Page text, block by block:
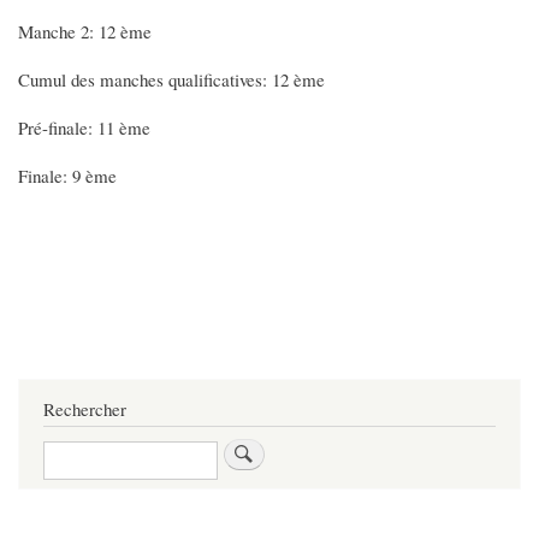
Manche 2: 12 ème
Cumul des manches qualificatives: 12 ème
Pré-finale: 11 ème
Finale: 9 ème
Rechercher
Rechercher